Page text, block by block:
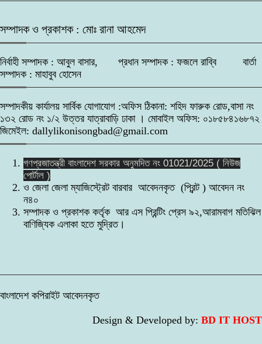
সম্পাদক ও প্রকাশক : মোঃ রানা আহমেদ
নির্বাহী সম্পাদক : আবুল বাসার, প্রধান সম্পাদক : ফজলে রাব্বি বার্তা
সম্পাদক : মাহাবুব হোসেন
সম্পাদকীয় কার্যালয় সার্বিক যোগাযোগ :অফিস ঠিকানা: শহিদ ফারুক রোড,বাসা নং
১৩২ রোড নং ১/২ উত্তর যাত্রাবাড়ি ঢাকা । মোবাইল অফিস: ০১৮৫৮৪১৬৮৭২
জিমেইল: dallylikonisongbad@gmail.com
গণপ্রজাতন্ত্রী বাংলাদেশ সরকার অনুমদিত নং 01021/2025 ( নিউজ
পোর্টাল )
ও জেলা জেলা ম্যাজিস্ট্রেট বারবার আবেদনকৃত (প্রিন্ট ) আবেদন নং
ন৪০
সম্পাদক ও প্রকাশক কর্তৃক আর এস প্রিন্টিং প্রেস ৯২,আরামবাগ মতিঝিল
বাণিজ্যিক এলাকা হতে মুদ্রিত।
বাংলাদেশ কপিরাইট আবেদনকৃত
Design & Developed by: BD IT HOST